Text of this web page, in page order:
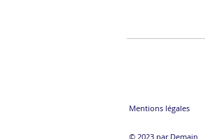
Mentions légales
© 2023 par Demain